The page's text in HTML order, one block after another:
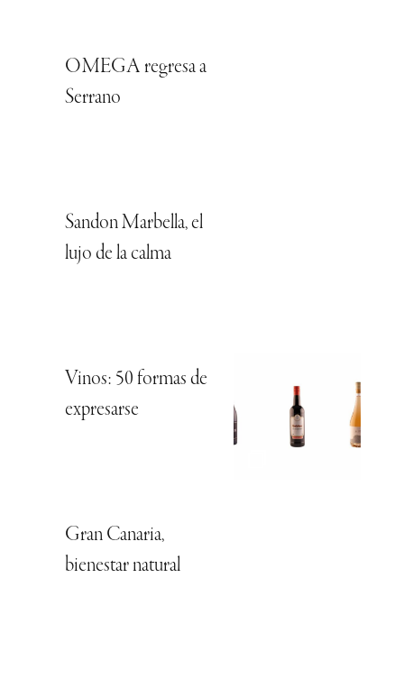
OMEGA regresa a
Serrano
Sandon Marbella, el
lujo de la calma
Vinos: 50 formas de
expresarse
Gran Canaria,
bienestar natural